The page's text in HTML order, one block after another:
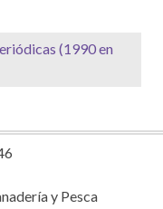
(1990 en
y Pesca